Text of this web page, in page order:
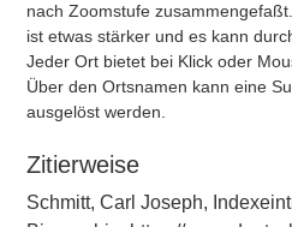
nach Zoomstufe
ist etwas stärker und es kann
Jeder Ort bietet bei Klick oder
Über den Ortsnamen kann eine
ausgelöst werden.
Zitierweise
Schmitt, Carl Joseph,